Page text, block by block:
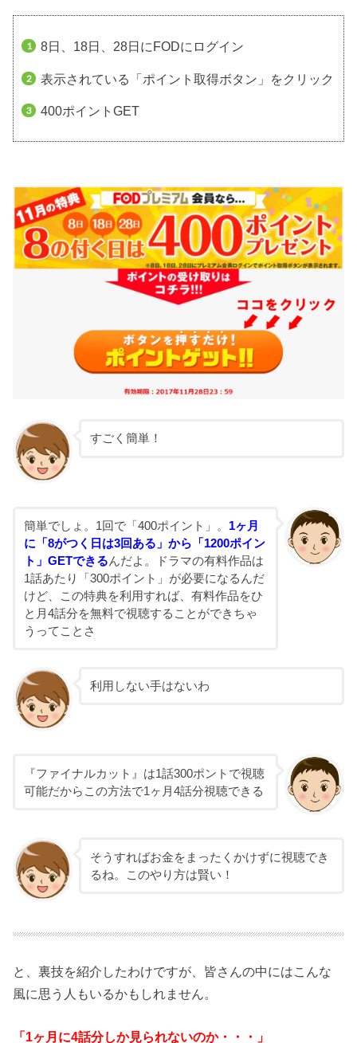
8日、18日、28日にFODにログイン
表示されている「ポイント取得ボタン」をクリック
400ポイントGET
すごく簡単！
簡単でしょ。1回で「400ポイント」。 1ヶ月
に「8がつく日は3回ある」から「1200ポイン
ト」GETできるんだよ。ドラマの有料作品は
1話あたり「300ポイント」が必要になるんだ
けど、この特典を利用すれば、有料作品をひ
と月4話分を無料で視聴することができちゃ
うってことさ
利用しない手はないわ
『ファイナルカット』は1話300ポントで視聴
可能だからこの方法で1ヶ月4話分視聴できる
そうすればお金をまったくかけずに視聴でき
るね。このやり方は賢い！
と、裏技を紹介したわけですが、皆さんの中にはこんな
風に思う人もいるかもしれません。
「1ヶ月に4話分しか見られないのか・・・」